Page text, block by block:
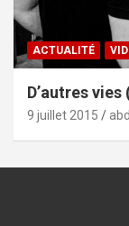
ACTUALITÉ
D’autres
9 juillet 2015